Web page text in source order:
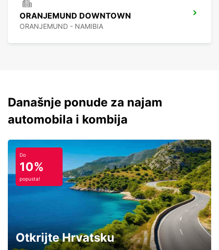
ORANJEMUND DOWNTOWN
ORANJEMUND - NAMIBIA
Današnje ponude za najam
automobila i kombija
Do
10%
popusta!
Otkrijte Hrvatsku